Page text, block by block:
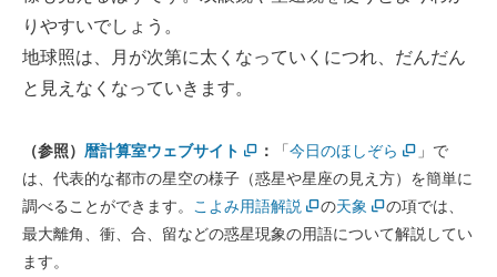
りやすいでしょう。
地球照は、月が次第に太くなっていくにつれ、だんだん
と見えなくなっていきます。
（参照） 暦計算室ウェブサイト ： 「今日のほしぞら
」で
は、代表的な都市の星空の様子（惑星や星座の見え方）を簡単に
調べることができます。 こよみ用語解説 の天象
の項では、
最大離角、衝、合、留などの惑星現象の用語について解説してい
ます。